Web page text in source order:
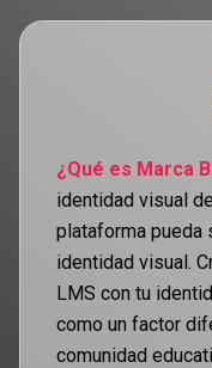
¿Qué es Marca
identidad visual
plataforma pueda
identidad visual.
LMS con tu
como un factor
comunidad